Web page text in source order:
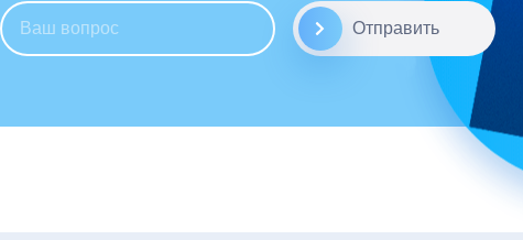
Отправить